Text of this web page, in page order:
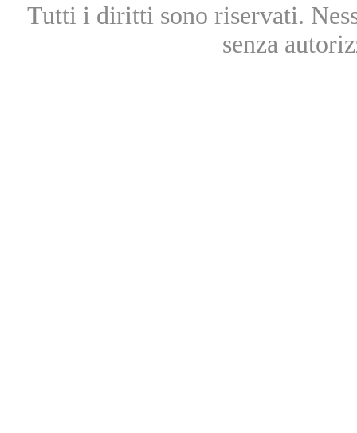
Tutti i diritti sono riservati.
senza